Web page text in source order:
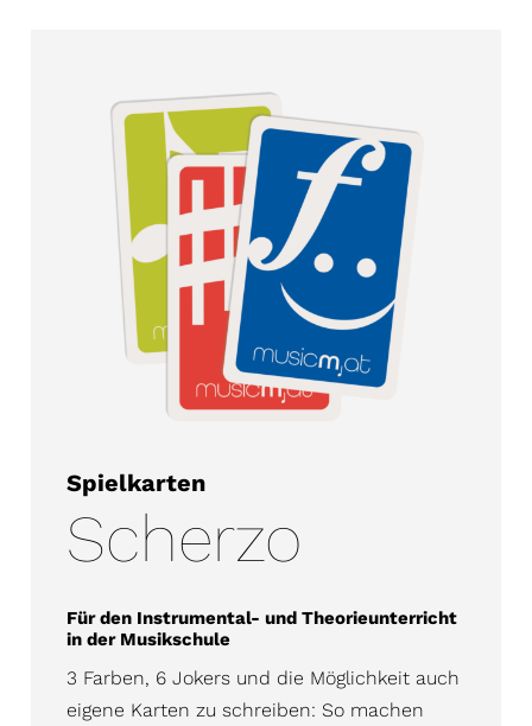
Spielkarten
Scherzo
Für den Instrumental- und Theorieunterricht
in der Musikschule
3 Farben, 6 Jokers und die Möglichkeit auch
eigene Karten zu schreiben: So machen